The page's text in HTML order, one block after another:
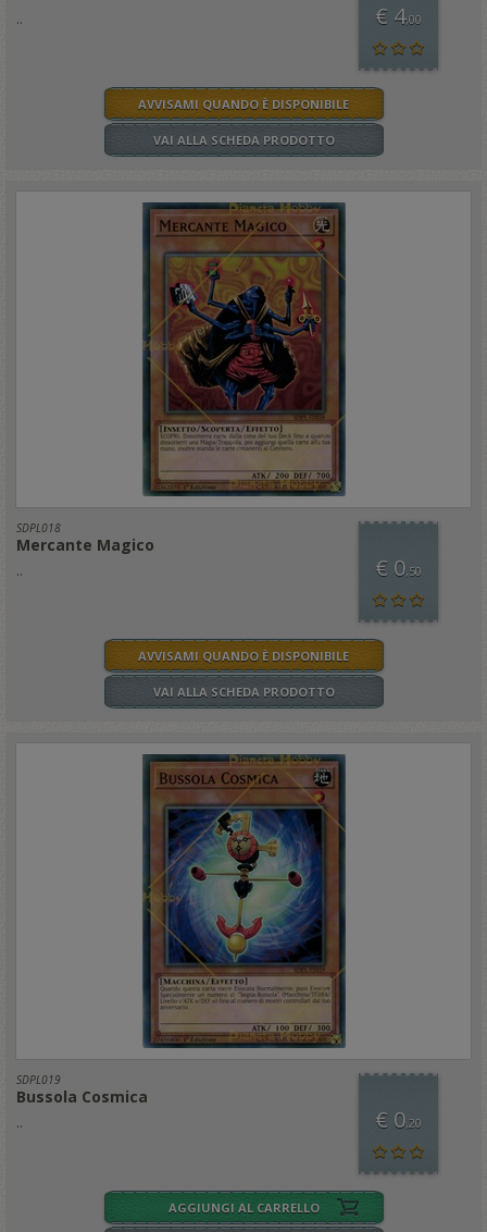
.. € 4,00
AVVISAMI QUANDO È DISPONIBILE
VAI ALLA SCHEDA PRODOTTO
SDPL018
Mercante Magico
.. € 0,50
AVVISAMI QUANDO È DISPONIBILE
VAI ALLA SCHEDA PRODOTTO
SDPL019
Bussola Cosmica
.. € 0,20
AGGIUNGI AL CARRELLO